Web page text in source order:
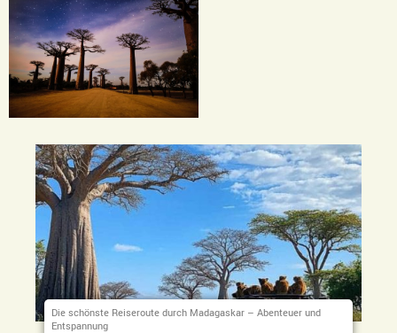
Die schönste Reiseroute durch Madagaskar – Abenteuer und
Entspannung